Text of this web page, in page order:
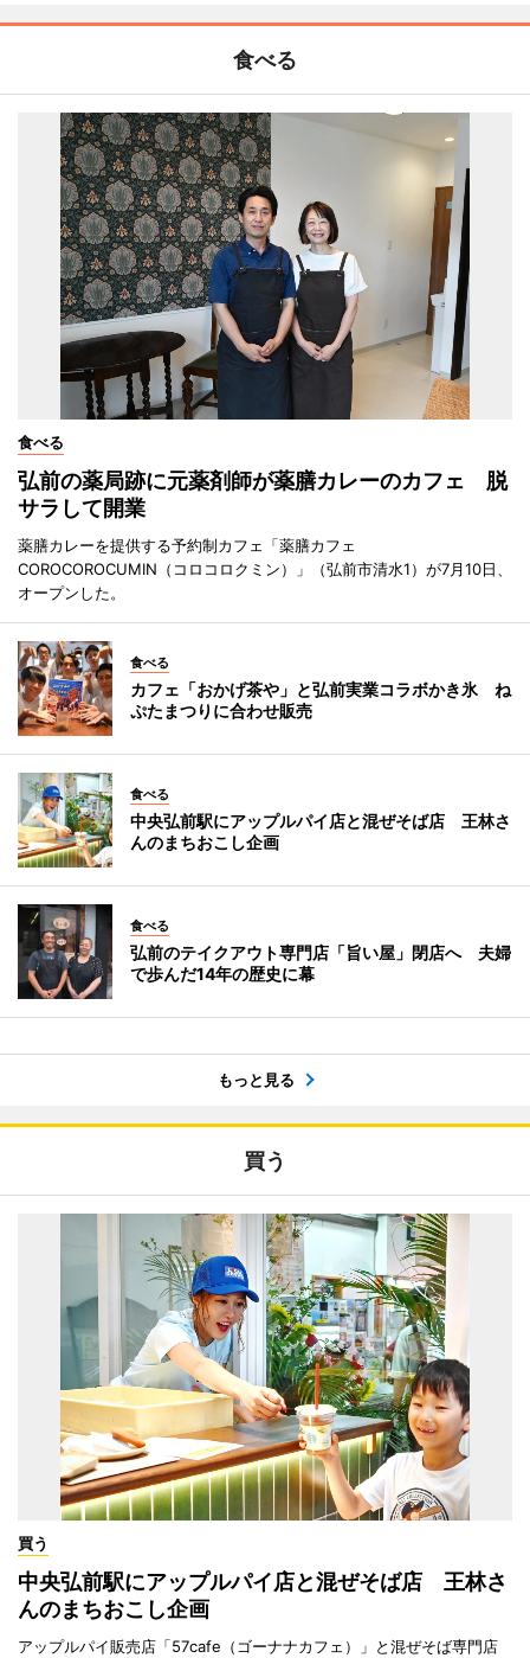
食べる
食べる
弘前の薬局跡に元薬剤師が薬膳カレーのカフェ 脱
サラして開業
薬膳カレーを提供する予約制カフェ「薬膳カフェ
COROCOROCUMIN（コロコロクミン）」（弘前市清水1）が7月10日、
オープンした。
食べる
カフェ「おかげ茶や」と弘前実業コラボかき氷 ね
ぷたまつりに合わせ販売
食べる
中央弘前駅にアップルパイ店と混ぜそば店 王林さ
んのまちおこし企画
食べる
弘前のテイクアウト専門店「旨い屋」閉店へ 夫婦
で歩んだ14年の歴史に幕
もっと見る
買う
買う
中央弘前駅にアップルパイ店と混ぜそば店 王林さ
んのまちおこし企画
アップルパイ販売店「57cafe（ゴーナナカフェ）」と混ぜそば専門店